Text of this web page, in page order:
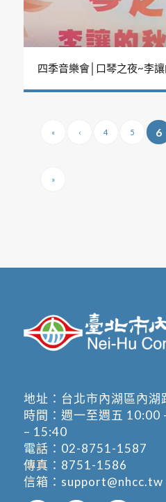
四季音樂會│口琴之夜~李讓
« ‹ 4 5 6
»
地址： 台北市內湖區內湖
時間：週一至週五
– 15:40
電話： 02-8751-1587
傳真：8751-1586
信箱： support@nhcc.tw